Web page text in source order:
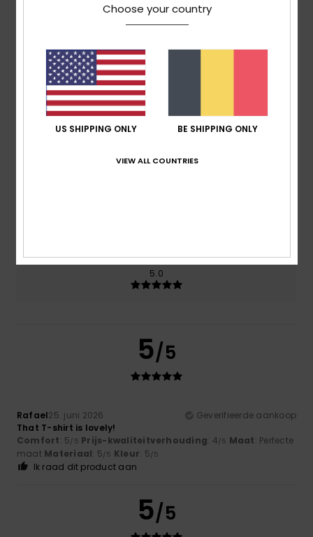
2 geverifieerde beoordelingen
100% van onze klanten bevelen dit product aan
Comfort
4.0
Kleur
5.0
5/5
Rafael25. juni 2026
Geverifieerde aankoop
That T-shirt is lovely!
Comfort: 5/5 Prijs-kwaliteitverhouding: 4/5 Maat: Perfecte
maat Materiaal: 5/5 Kleur: 5/5
Ik raad dit product aan
5/5
Choose your country
US SHIPPING ONLY BE SHIPPING ONLY
VIEW ALL COUNTRIES